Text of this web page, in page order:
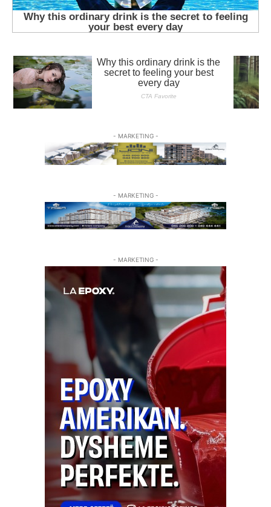
- MARKETING -
- MARKETING -
- MARKETING -